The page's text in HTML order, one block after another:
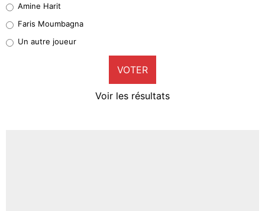
1%
9%
Amine Harit
Faris Moumbagna
Un autre joueur
VOTER
Voir les résultats